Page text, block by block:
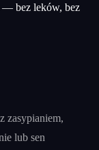
— bez leków, bez
zasypianiem,
lub sen